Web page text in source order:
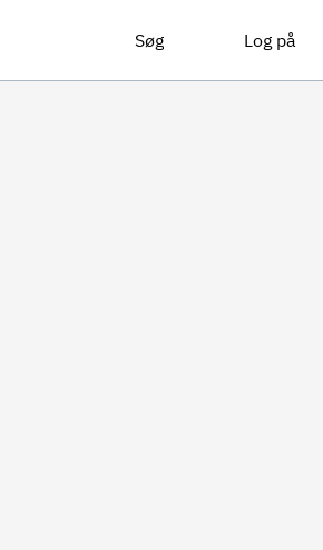
Søg Log på